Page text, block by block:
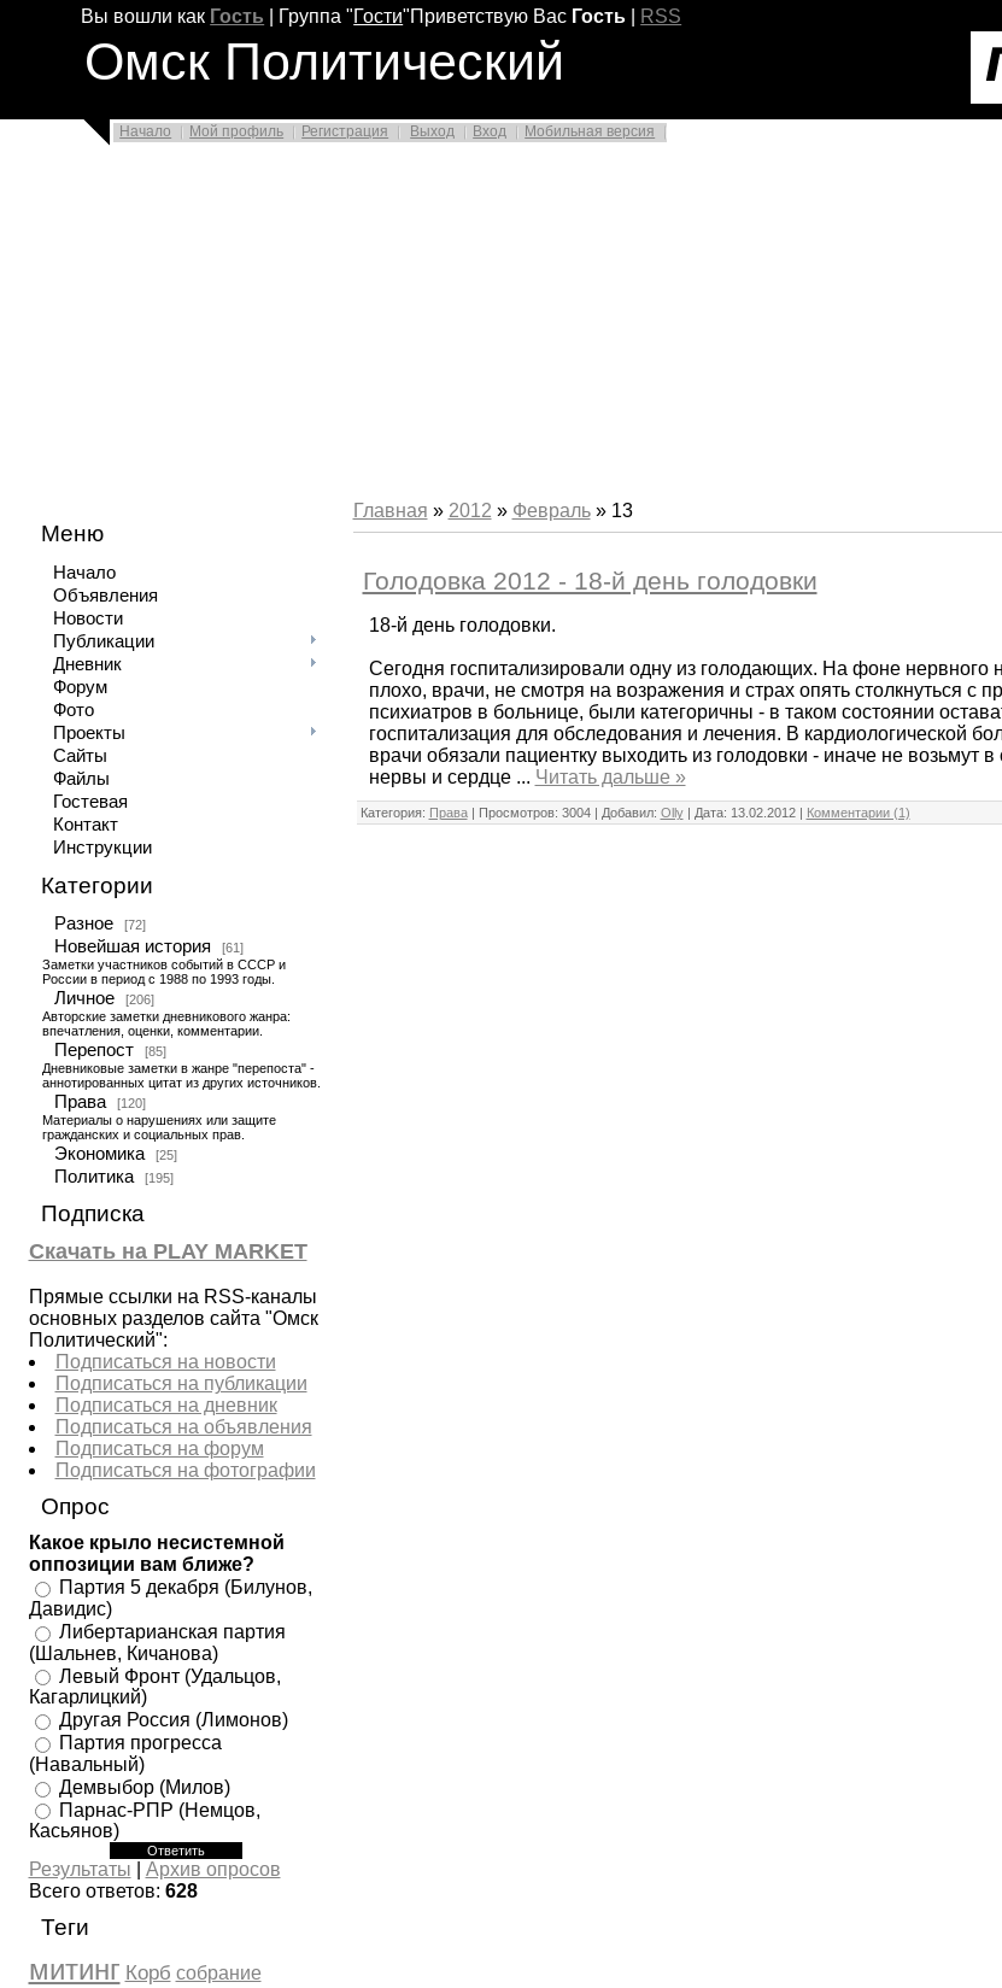
Вы вошли как Гость Группа "Гости"Приветствую Вас Гость RSS
Омск Политический
Начало Мой профиль Регистрация Выход Вход Мобильная версия
Меню
Начало
Объявления
Новости
Публикации
Дневник
Форум
Фото
Проекты
Сайты
Файлы
Гостевая
Контакт
Инструкции
Категории
Разное [72]
Новейшая история
[61]
Заметки участников событий в СССР и
России в период с 1988 по 1993 годы.
Личное
[206]
Авторские заметки дневникового жанра:
впечатления, оценки, комментарии.
Перепост
[85]
Дневниковые заметки в жанре "перепоста" -
аннотированных цитат из других источников.
Права
[120]
Материалы о нарушениях или защите
гражданских и социальных прав.
Экономика [25]
Политика [195]
Подписка
Скачать на PLAY MARKET
Прямые ссылки на RSS-каналы
основных разделов сайта "Омск
Политический":
Подписаться на новости
Подписаться на публикации
Подписаться на дневник
Подписаться на объявления
Подписаться на форум
Подписаться на фотографии
Опрос
Какое крыло несистемной
оппозиции вам ближе?
Партия 5 декабря (Билунов,
Давидис)
Либертарианская партия
(Шальнев, Кичанова)
Левый Фронт (Удальцов,
Кагарлицкий)
Другая Россия (Лимонов)
Партия прогресса
(Навальный)
Демвыбор (Милов)
Парнас-РПР (Немцов,
Касьянов)
Результаты
Архив опросов
Всего ответов: 628
Теги
митинг Корб собрание
Главная » 2012 » Февраль » 13
Голодовка 2012 - 18-й день голодовки
18-й день голодовки.
Сегодня госпитализировали одну из голодающих. На фоне нервного
плохо, врачи, не смотря на возражения и страх опять столкнуться с
психиатров в больнице, были категоричны - в таком состоянии
госпитализация для обследования и лечения. В кардиологической
врачи обязали пациентку выходить из голодовки - иначе не возьмут
нервы и сердце ... Читать дальше »
Категория: Права| Просмотров: 3004 | Добавил: Olly| Дата: 13.02.2012| Комментарии (1)